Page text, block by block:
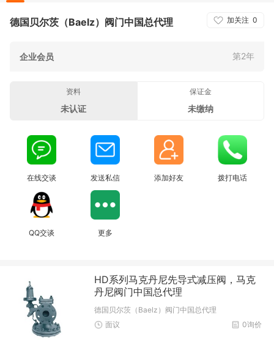
加关注 0
德国贝尔茨（Baelz）阀门中国总代理
企业会员 第2年
资料
未认证
保证金
未缴纳
在线交谈 发送私信 添加好友 拨打电话
QQ交谈 更多
HD系列马克丹尼先导式减压阀，马克
丹尼阀门中国总代理
德国贝尔茨（Baelz）阀门中国总代理
0询价
面议